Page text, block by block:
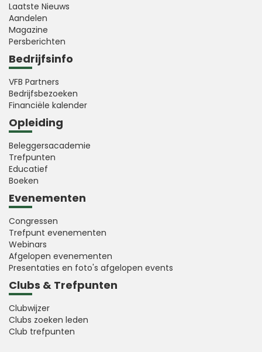
Laatste Nieuws
Aandelen
Magazine
Persberichten
Bedrijfsinfo
VFB Partners
Bedrijfsbezoeken
Financiële kalender
Opleiding
Beleggersacademie
Trefpunten
Educatief
Boeken
Evenementen
Congressen
Trefpunt evenementen
Webinars
Afgelopen evenementen
Presentaties en foto's afgelopen events
Clubs & Trefpunten
Clubwijzer
Clubs zoeken leden
Club trefpunten